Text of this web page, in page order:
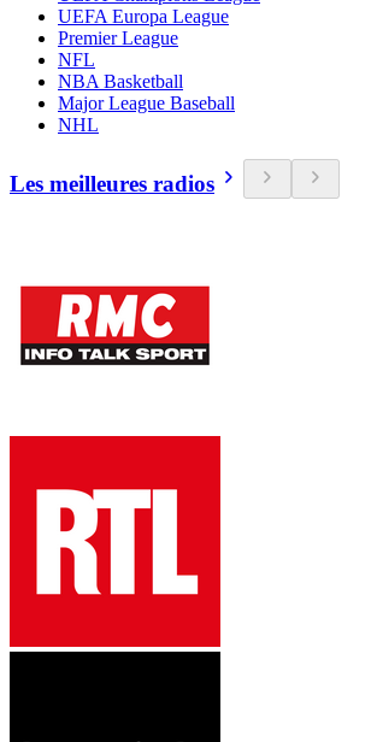
UEFA Europa League
Premier League
NFL
NBA Basketball
Major League Baseball
NHL
Les meilleures radios